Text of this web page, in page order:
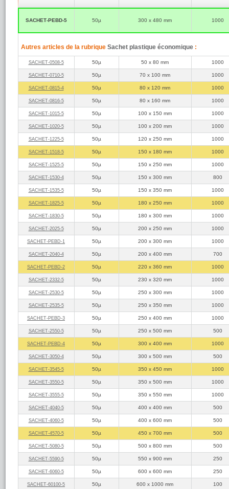
Sachets
100µ d'épaisseur
Sachets
A consulter
intégrée tels que
adhésive.
SACHET‑PEBD‑5 50µ 300 x 480 mm 1000
Autres articles de la rubrique Sachet plastique économique :
SACHET‑0508‑5 50µ 50 x 80 mm 1000
SACHET‑0710‑5 50µ 70 x 100 mm 1000
SACHET‑0815‑4 50µ 80 x 120 mm 1000
SACHET‑0816‑5 50µ 80 x 160 mm 1000
SACHET‑1015‑5 50µ 100 x 150 mm 1000
SACHET‑1020‑5 50µ 100 x 200 mm 1000
SACHET‑1225‑5 50µ 120 x 250 mm 1000
SACHET‑1518‑5 50µ 150 x 180 mm 1000
SACHET‑1525‑5 50µ 150 x 250 mm 1000
SACHET‑1530‑4 50µ 150 x 300 mm 800
SACHET‑1535‑5 50µ 150 x 350 mm 1000
SACHET‑1825‑5 50µ 180 x 250 mm 1000
SACHET‑1830‑5 50µ 180 x 300 mm 1000
SACHET‑2025‑5 50µ 200 x 250 mm 1000
SACHET‑PEBD‑1 50µ 200 x 300 mm 1000
SACHET‑2040‑4 50µ 200 x 400 mm 700
SACHET‑PEBD‑2 50µ 220 x 360 mm 1000
SACHET‑2332‑5 50µ 230 x 320 mm 1000
SACHET‑2530‑5 50µ 250 x 300 mm 1000
SACHET‑2535‑5 50µ 250 x 350 mm 1000
SACHET‑PEBD‑3 50µ 250 x 400 mm 1000
SACHET‑2550‑5 50µ 250 x 500 mm 500
SACHET‑PEBD‑4 50µ 300 x 400 mm 1000
SACHET‑3050‑4 50µ 300 x 500 mm 500
SACHET‑3545‑5 50µ 350 x 450 mm 1000
SACHET‑3550‑5 50µ 350 x 500 mm 1000
SACHET‑3555‑5 50µ 350 x 550 mm 1000
SACHET‑4040‑5 50µ 400 x 400 mm 500
SACHET‑4060‑5 50µ 400 x 600 mm 500
SACHET‑4570‑5 50µ 450 x 700 mm 500
SACHET‑5080‑5 50µ 500 x 800 mm 500
SACHET‑5590‑5 50µ 550 x 900 mm 250
SACHET‑6060‑5 50µ 600 x 600 mm 250
SACHET‑60100‑5 50µ 600 x 1000 mm 100